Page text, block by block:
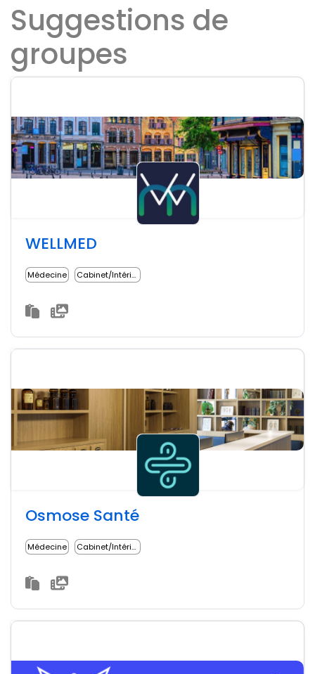
Suggestions de
groupes
WELLMED
Médecine Cabinet/Intérim
Osmose Santé
Médecine Cabinet/Intérim